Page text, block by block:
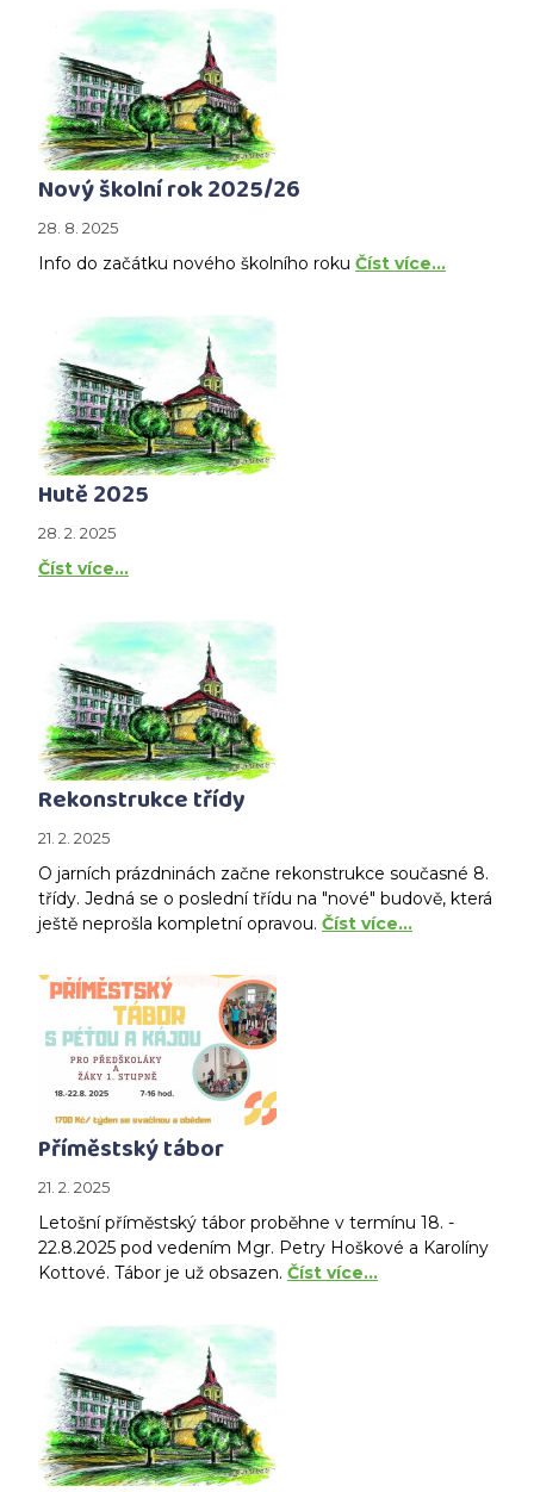
Nový školní rok 2025/26
28. 8. 2025
Info do začátku nového školního roku Číst více…
Hutě 2025
28. 2. 2025
Číst více…
Rekonstrukce třídy
21. 2. 2025
O jarních prázdninách začne rekonstrukce současné 8.
třídy. Jedná se o poslední třídu na "nové" budově, která
ještě neprošla kompletní opravou. Číst více…
Příměstský tábor
21. 2. 2025
Letošní příměstský tábor proběhne v termínu 18. -
22.8.2025 pod vedením Mgr. Petry Hoškové a Karolíny
Kottové. Tábor je už obsazen. Číst více…